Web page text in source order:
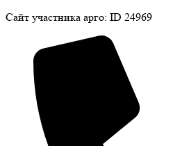
Сайт участника арго: ID 24969